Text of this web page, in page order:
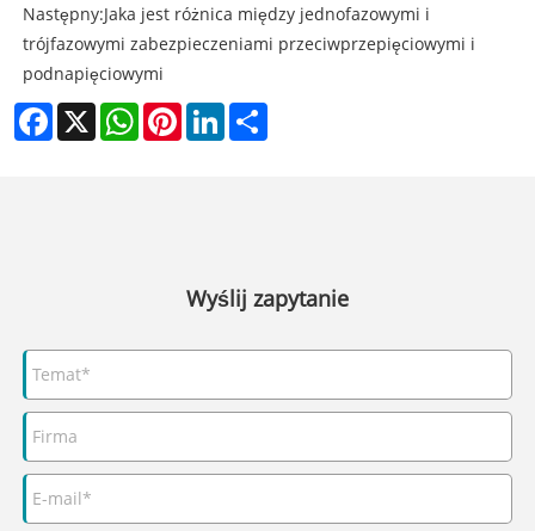
Następny:Jaka jest różnica między jednofazowymi i
trójfazowymi zabezpieczeniami przeciwprzepięciowymi i
podnapięciowymi
Facebook
X WhatsAppPinterestLinkedIn
Wyślij zapytanie